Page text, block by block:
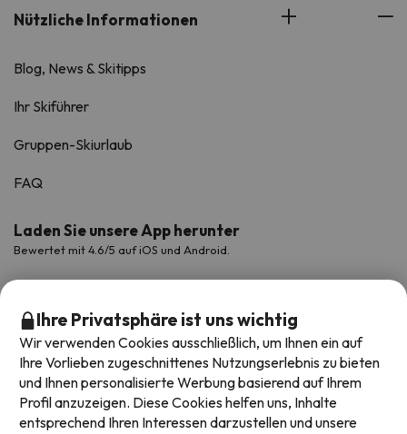
Nützliche Informationen
Blog, News & Skitipps
Ihr Skiführer
Gruppen-Skiurlaub
FAQ
Laden Sie unsere App herunter
Bewertet mit 4.6/5 auf iOS und Android.
Ihre Privatsphäre ist uns wichtig
Wir verwenden Cookies ausschließlich, um Ihnen ein auf
Ihre Vorlieben zugeschnittenes Nutzungserlebnis zu bieten
und Ihnen personalisierte Werbung basierend auf Ihrem
Profil anzuzeigen. Diese Cookies helfen uns, Inhalte
entsprechend Ihren Interessen darzustellen und unsere